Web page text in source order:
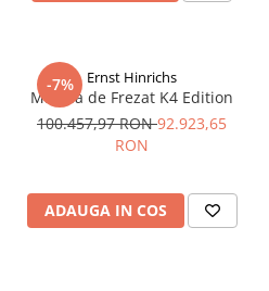
-7% Ernst Hinrichs
Masina de Frezat K4 Edition
100.457,97 RON92.923,65
RON
ADAUGA IN COS